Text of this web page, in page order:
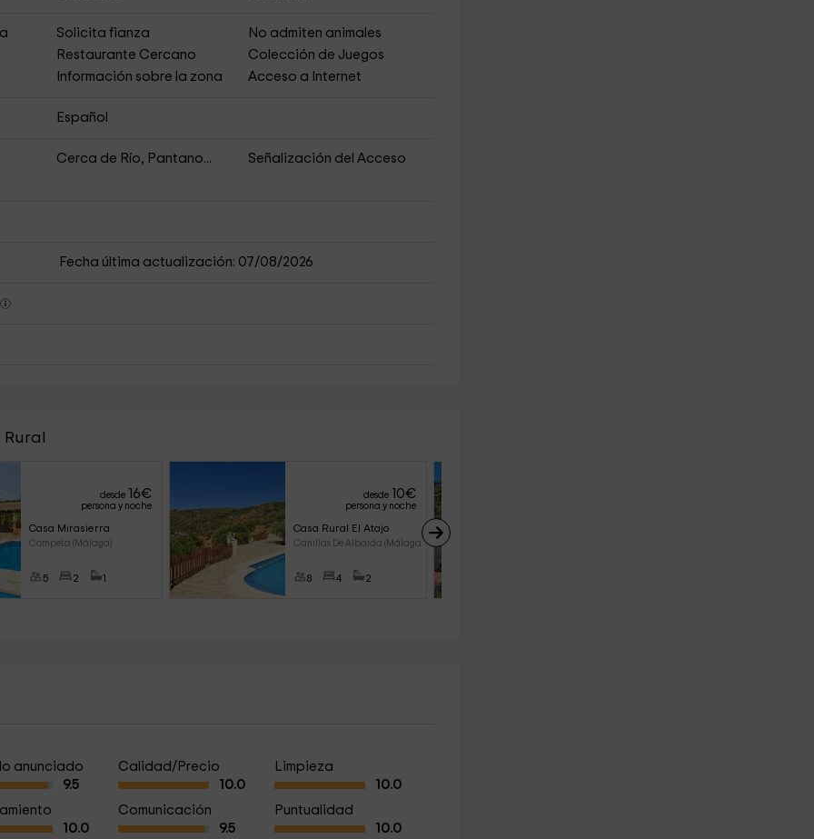
Solicita fianza
No admiten animales
Restaurante Cercano
Colección de Juegos
Información sobre la zona Acceso a Internet
Español
Cerca de Río, Pantano...
Señalización del Acceso
Fecha última actualización: 07/08/2026
desde 16€
persona y noche
Casa Mirasierra
Competa (Málaga)
5 2 1
desde 10€
persona y noche
Casa Rural El Atajo
Canillas De Albaida (Málaga)
8 4 2
lo anunciado
9.5
Calidad/Precio
10.0
Limpieza
10.0
10.0
Comunicación
9.5
Puntualidad
10.0